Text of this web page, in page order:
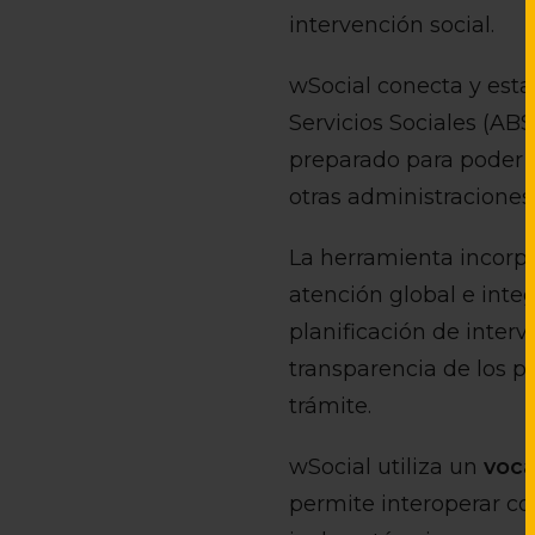
intervención social.
wSocial conecta y
Servicios Sociales
preparado para poder
otras
La herramienta
atención global e
planificación de
transparencia de los
trámite.
wSocial utiliza un
permite interoperar